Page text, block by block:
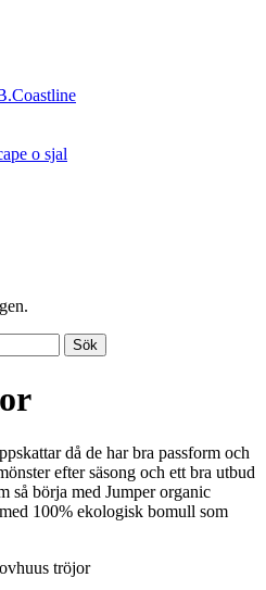
o sjal
Sök
då de har bra passform och
efter säsong och ett bra utbud
så börja med Jumper organic
100% ekologisk bomull som
tröjor